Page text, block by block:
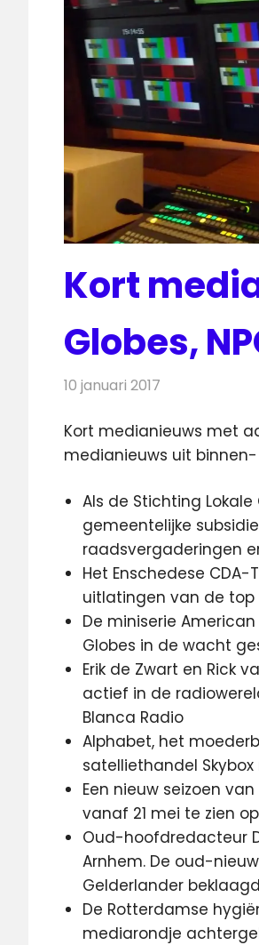
Kort
Globes,
10 januari 2017
Kort medianieuws met
medianieuws uit
Als de Stichting
gemeentelijke
raadsvergaderingen
Het Enschedese
uitlatingen van de top
De miniserie
Globes in de wacht
Erik de Zwart en Rick
actief in de
Blanca Radio
Alphabet, het
satelliethandel
Een nieuw seizoen
vanaf 21 mei te zien
Oud-hoofdredacteur
Arnhem. De oud-
Gelderlander
De Rotterdamse
mediarondje